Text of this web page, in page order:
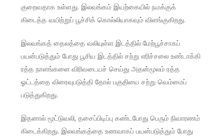
குறைவதாக உள்ளது. இலவங்கம் இயற்கையில் நமக்குக்
கிடைத்த வயிற்றுப் பூச்சிக் கொல்லியாகவும் விளங்குகிறது.
இலவங்கத் தைலத்தை வலியுள்ள இடத்தில் மேற்பூச்சாகப்
பயன்படுத்தும் போது பூசிய இடத்தில் சற்று எரிச்சலை உண்டாக்கி
ரத்த நாளங்களை விரிவடையச் செய்து அதன்மூலம் ரத்த
ஓட்டத்தை விரைவுபடுத்தி தோல் பகுதியை சற்று வெம்மைப்
படுத்துகிறது.
இதனால் மூட்டுவலி, தசைப்பிடிப்பு கண்டபோது பெரும் நிவாரணம்
கிடைக்கிறது. இலவங்கத்தை உணவாகப் பயன்படுத்தும் போது